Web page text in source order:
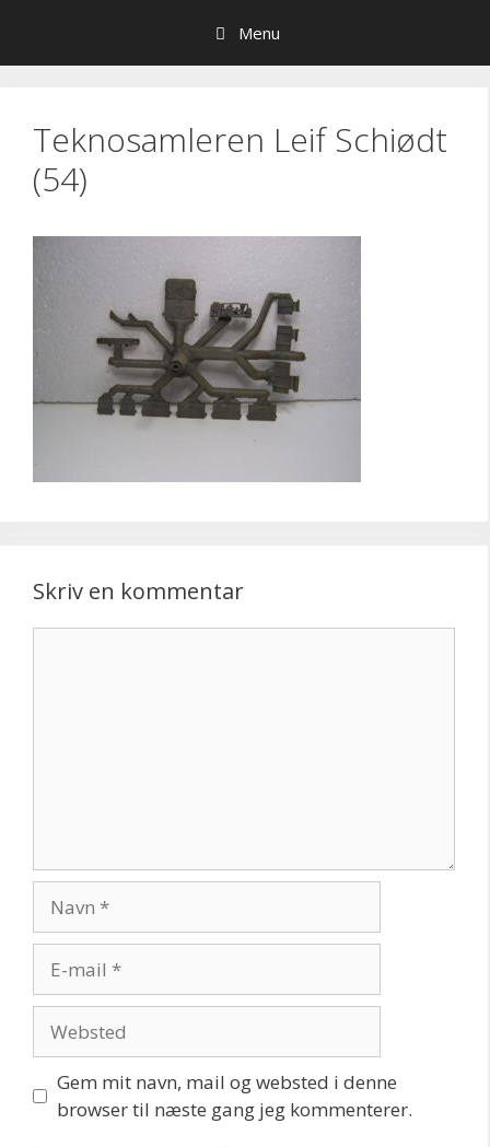
indhold
Menu
Teknosamleren Leif Schiødt
(54)
Skriv en kommentar
mail
Gem mit navn, mail og websted i denne
browser til næste gang jeg kommenterer.